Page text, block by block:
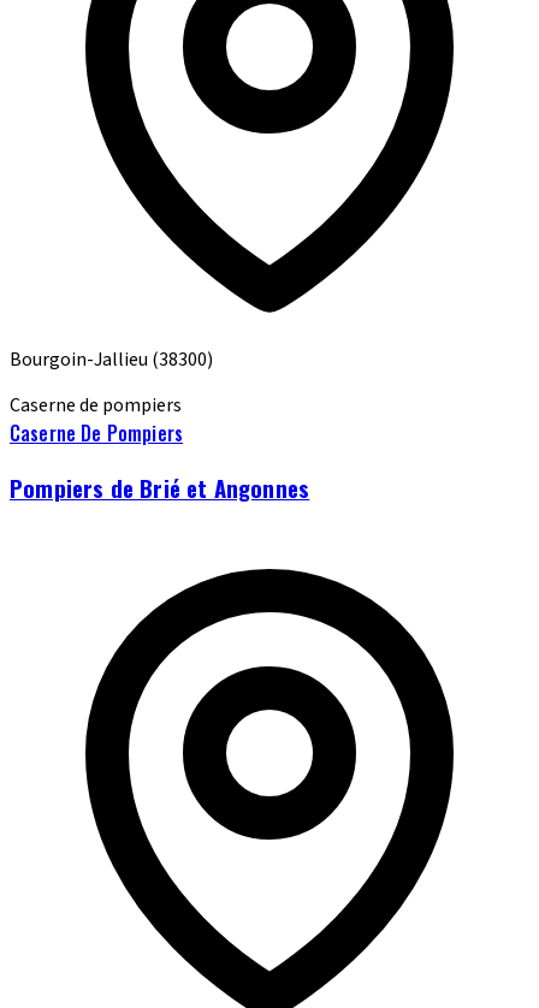
Bourgoin-Jallieu (38300)
Caserne de pompiers
Caserne De Pompiers
Pompiers de Brié et Angonnes